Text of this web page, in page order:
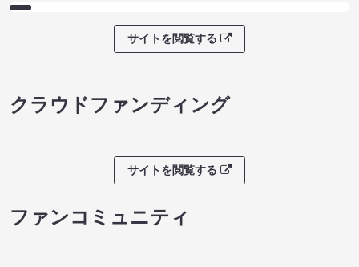
サイトを閲覧する
クラウドファンディング
サイトを閲覧する
ファンコミュニティ